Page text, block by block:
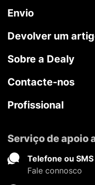
Envio
Devolver um
Sobre a Dealy
Contacte-nos
Profissional
Serviço de apoio
Telefone ou SMS
Fale connosco